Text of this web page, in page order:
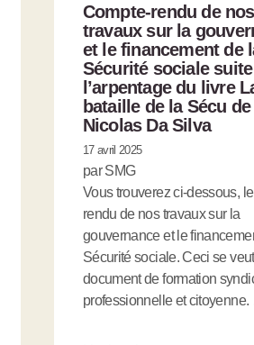
Compte-rendu de nos
travaux sur la
et le financement de
Sécurité sociale
l’arpentage du livre
bataille de la Sécu de
Nicolas Da Silva
17 avril 2025
par SMG
Vous trouverez ci-dessous,
rendu de nos travaux sur la
gouvernance et le
Sécurité sociale. Ceci se
document de formation
professionnelle et